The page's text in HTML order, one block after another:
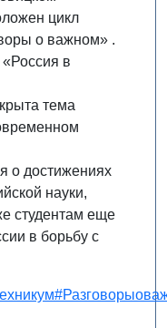
цикл
о важном» .
в
тема
о достижениях
науки,
студентам еще
в борьбу с